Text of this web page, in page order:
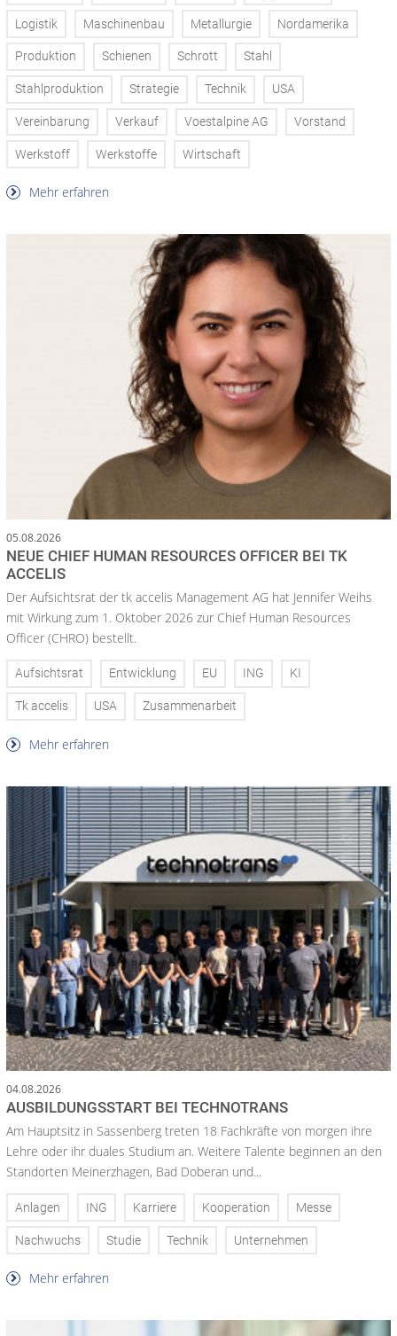
Logistik Maschinenbau Metallurgie Nordamerika
Produktion Schienen Schrott Stahl
Stahlproduktion Strategie Technik USA
Vereinbarung Verkauf Voestalpine AG Vorstand
Werkstoff Werkstoffe Wirtschaft
Mehr erfahren
05.08.2026
NEUE CHIEF HUMAN RESOURCES OFFICER BEI TK
ACCELIS
Der Aufsichtsrat der tk accelis Management AG hat Jennifer Weihs
mit Wirkung zum 1. Oktober 2026 zur Chief Human Resources
Officer (CHRO) bestellt.
Aufsichtsrat Entwicklung EU ING KI
Tk accelis USA Zusammenarbeit
Mehr erfahren
04.08.2026
AUSBILDUNGSSTART BEI TECHNOTRANS
Am Hauptsitz in Sassenberg treten 18 Fachkräfte von morgen ihre
Lehre oder ihr duales Studium an. Weitere Talente beginnen an den
Standorten Meinerzhagen, Bad Doberan und...
Anlagen ING Karriere Kooperation Messe
Nachwuchs Studie Technik Unternehmen
Mehr erfahren